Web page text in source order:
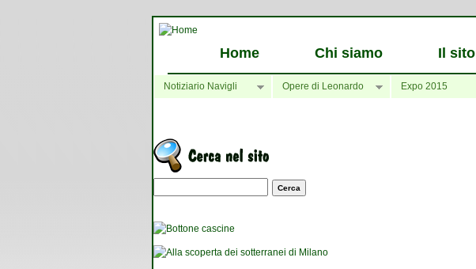
Home Chi siamo Il sito
Notiziario Navigli Opere di Leonardo Expo 2015
Maschera di ricerca